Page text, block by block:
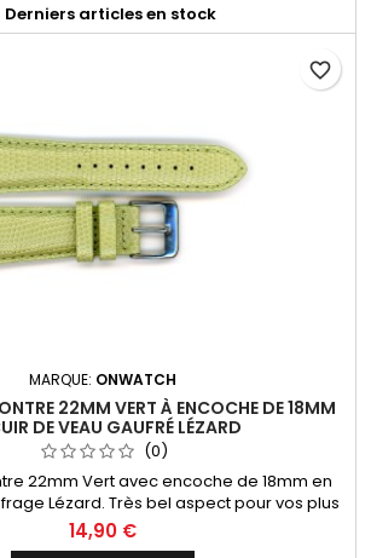
Derniers articles en stock
MARQUE: ONWATCH
22MM VERT À ENCOCHE DE 18MM
DE VEAU GAUFRÉ LÉZARD
(0)
22mm Vert avec encoche de 18mm en
Lézard. Très bel aspect pour vos plus
Fabrication Artisanale Italienne
14,90 €
favorite_border